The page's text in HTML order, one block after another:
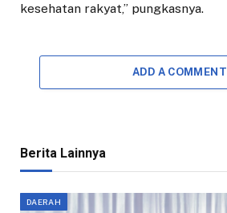
kesehatan rakyat,” pungkasnya.
ADD A COMMENT
Berita Lainnya
DAERAH